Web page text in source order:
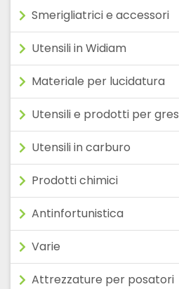
Smerigliatrici e accessori
Utensili in Widiam
Materiale per lucidatura
Utensili e prodotti per gres
Utensili in carburo
Prodotti chimici
Antinfortunistica
Varie
Attrezzature per posatori